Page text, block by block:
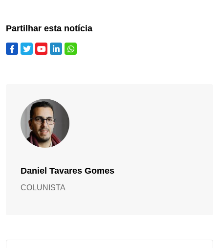
Partilhar esta notícia
Daniel Tavares Gomes
COLUNISTA